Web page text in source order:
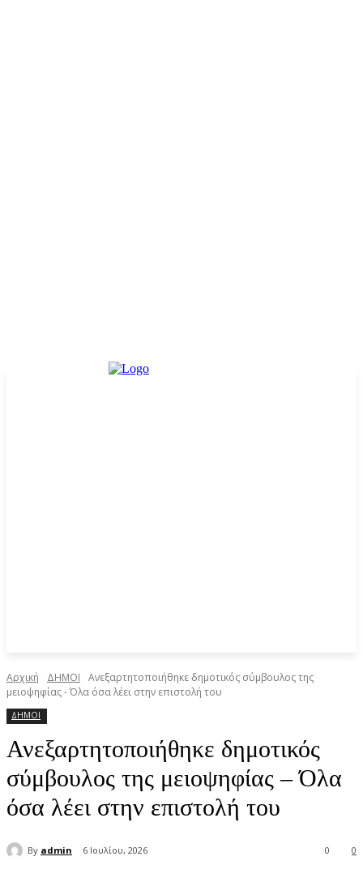
Αρχική ΔΗΜΟΙ
Ανεξαρτητοποιήθηκε δημοτικός σύμβουλος της
μειοψηφίας - Όλα όσα λέει στην επιστολή του
ΔΗΜΟΙ
Ανεξαρτητοποιήθηκε δημοτικός
σύμβουλος της μειοψηφίας – Όλα
όσα λέει στην επιστολή του
By admin 6 Ιουλίου, 2026 0
0